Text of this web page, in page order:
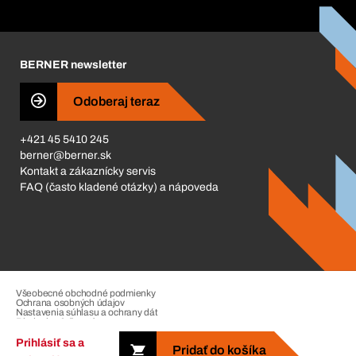
Prihlásiť sa a
Pridať do košíka
Business Conduct
BERNER newsletter
Odoberaj teraz
+421 45 5410 245
berner@berner.sk
Kontakt a zákaznícky servis
FAQ (často kladené otázky) a nápoveda
Všeobecné obchodné podmienky
Ochrana osobných údajov
Nastavenia súhlasu a ochrany dát
Riadenie sťažností